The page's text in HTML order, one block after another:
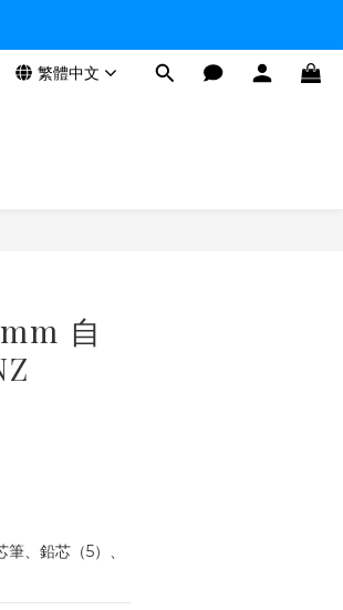
繁體中文
自
、鉛芯（5）、